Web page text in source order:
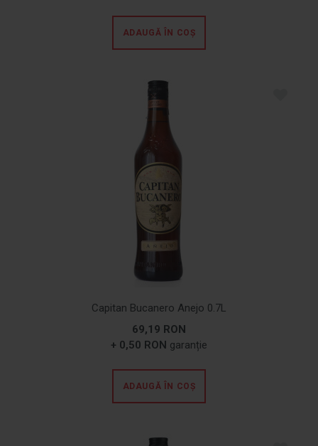
ADAUGĂ ÎN COȘ
Capitan Bucanero Anejo 0.7L
69,19 RON
+ 0,50 RON garanție
ADAUGĂ ÎN COȘ